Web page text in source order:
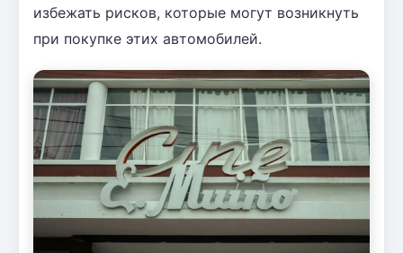
избежать рисков, которые могут возникнуть
при покупке этих автомобилей.